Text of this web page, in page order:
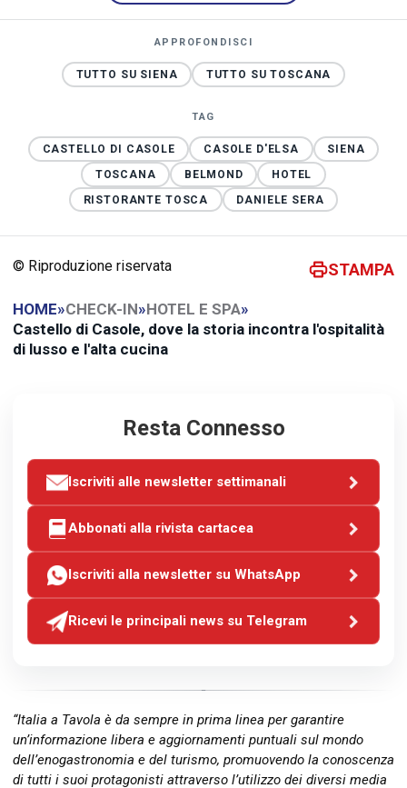
APPROFONDISCI
TUTTO SU SIENA TUTTO SU TOSCANA
TAG
CASTELLO DI CASOLE CASOLE D'ELSA
SIENA
TOSCANA
BELMOND
HOTEL
RISTORANTE TOSCA
DANIELE SERA
© Riproduzione riservata STAMPA
HOME»CHECK-IN»HOTEL E SPA»
Castello di Casole, dove la storia incontra l'ospitalità
di lusso e l'alta cucina
Resta Connesso
Iscriviti alle newsletter settimanali
Abbonati alla rivista cartacea
Iscriviti alla newsletter su WhatsApp
Ricevi le principali news su Telegram
“Italia a Tavola è da sempre in prima linea per garantire
un’informazione libera e aggiornamenti puntuali sul mondo
dell’enogastronomia e del turismo, promuovendo la conoscenza
di tutti i suoi protagonisti attraverso l’utilizzo dei diversi media